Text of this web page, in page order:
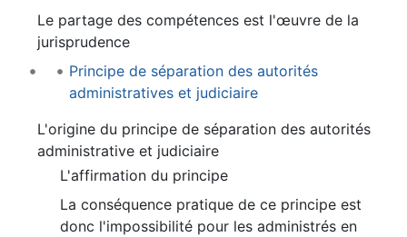
Le partage des compétences est l'œuvre de la
jurisprudence
Principe de séparation des autorités
administratives et judiciaire
L'origine du principe de séparation des autorités
administrative et judiciaire
L'affirmation du principe
La conséquence pratique de ce principe est
donc l'impossibilité pour les administrés en